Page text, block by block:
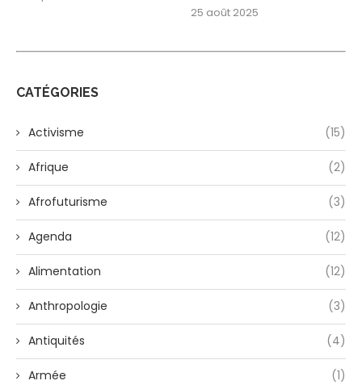
25 août 2025
CATÉGORIES
Activisme (15)
Afrique (2)
Afrofuturisme (3)
Agenda (12)
Alimentation (12)
Anthropologie (3)
Antiquités (4)
Armée (1)